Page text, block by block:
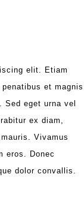
elit. Etiam
et magnis
eget urna vel
ex diam,
Vivamus
eros. Donec
dolor convallis.